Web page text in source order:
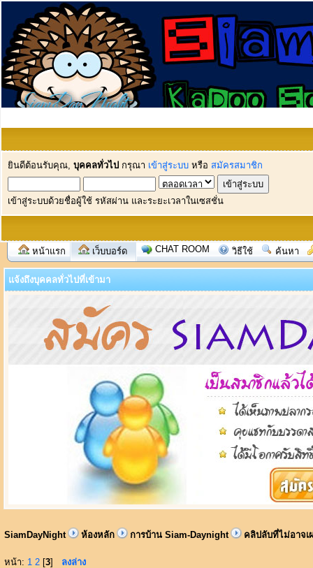
ยินดีต้อนรับคุณ, บุคคลทั่วไป กรุณา เข้าสู่ระบบ หรือ สมัครสมาชิก
เข้าสู่ระบบด้วยชื่อผู้ใช้ รหัสผ่าน และระยะเวลาในเซสชั่น
หน้าแรก เว็บบอร์ด CHAT ROOM วิธีใช้ ค้นหา
แจ้งถึงบุคคลทั่วไปที่เข้ามา
SiamDayNight ห้องหลัก การบ้าน Siam-Daynight คลิปลับที่ไม่อาจเ
หน้า: 1 2 [3] ลงล่าง